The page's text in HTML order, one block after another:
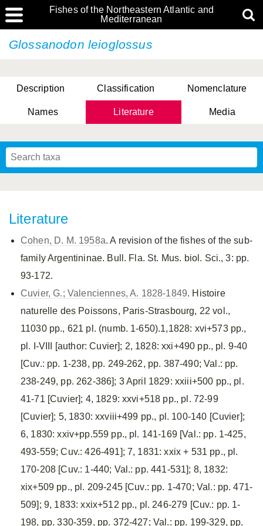
Fishes of the Northeastern Atlantic and
Mediterranean
Glossanodon leioglossus
Description Classification Nomenclature
Names Literature Media
Literature
Cohen, D. M. 1958a. A revision of the fishes of the sub-
family Argentininae. Bull. Fla. St. Mus. biol. Sci., 3: pp.
93-172.
Cuvier, G.; Valenciennes, A. 1828-1849. Histoire
naturelle des Poissons, Paris-Strasbourg, 22 vol.,
11030 pp., 621 pl. (numb. 1-650).1,1828: xvi+573 pp.,
pl. I-VIII [author: Cuvier]; 2, 1828: xxi+490 pp., pl. 9-40
[Cuv.: pp. 1-238, pp. 249-262, pp. 387-490; Val.: pp.
238-249, pp. 262-386]; 3 April 1829: xxiii+500 pp., pl.
41-71 [Cuvier]; 4, 1829: xxvi+518 pp., pl. 72-99
[Cuvier]; 5, 1830: xxviii+499 pp., pl. 100-140 [Cuvier];
6, 1830: xxiv+pp.559 pp., pl. 141-169 [Val.: pp. 1-425,
493-559; Cuv.: 426-491]; 7, 1831: xxix + 531 pp., pl.
170-208 [Cuv.: 1-440; Val.: pp. 441-531]; 8, 1832:
xix+509 pp., pl. 209-245 [Cuv.: pp. 1-470; Val.: pp. 471-
509]; 9, 1833: xxix+512 pp., pl. 246-279 [Cuv.: pp. 1-
198, pp. 330-359, pp. 372-427; Val.: pp. 199-329, pp.